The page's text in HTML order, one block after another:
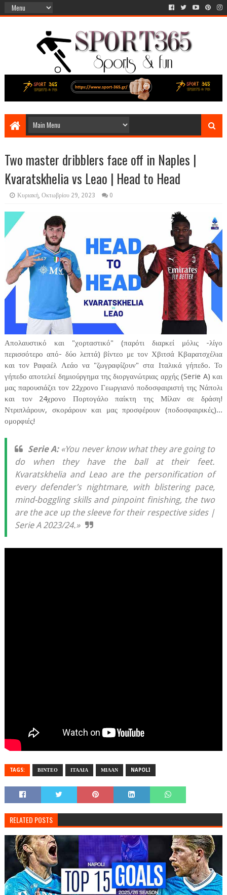
Two master dribblers face off in Naples |
Kvaratskhelia vs Leao | Head to Head
Κυριακή, Οκτωβρίου 29, 2023 0
Απολαυστικό και "χορταστικό" (παρότι διαρκεί μόλις -λίγο
περισσότερο από- δύο λεπτά) βίντεο με τον Χβιτσά Κβαρατσχέλια
και τον Ραφαέλ Λεάο να "ζωγραφίζουν" στα Ιταλικά γήπεδο. Το
γήπεδο αποτελεί δημιούργημα της διοργανώτριας αρχής (Serie A) και
μας παρουσιάζει τον 22χρονο Γεωργιανό ποδοσφαιριστή της Νάπολι
και τον 24χρονο Πορτογάλο παίκτη της Μίλαν σε δράση!
Ντριπλάρουν, σκοράρουν και μας προσφέρουν (ποδοσφαιρικές)...
ομορφιές!
Serie A:«You never know what they are going to
do when they have the ball at their feet.
Kvaratskhelia and Leao are the personification of
every defender’s nightmare, with blistering pace,
mind-boggling skills and pinpoint finishing, the two
are the ace up the sleeve for their respective sides |
Serie A 2023/24.»
TAGS: ΒΙΝΤΕΟ ΙΤΑΛΙΑ ΜΙΛΑΝ NAPOLI
RELATED POSTS